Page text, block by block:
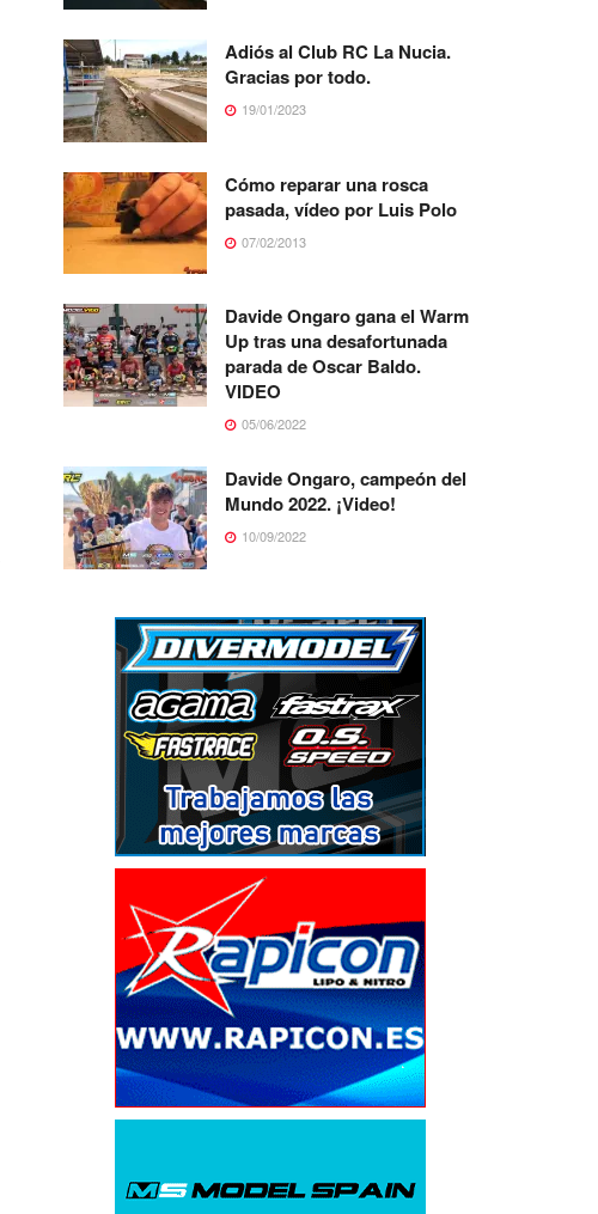
Adiós al Club RC La Nucia.
Gracias por todo.
19/01/2023
Cómo reparar una rosca
pasada, vídeo por Luis Polo
07/02/2013
Davide Ongaro gana el Warm
Up tras una desafortunada
parada de Oscar Baldo.
VIDEO
05/06/2022
Davide Ongaro, campeón del
Mundo 2022. ¡Video!
10/09/2022